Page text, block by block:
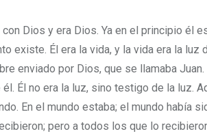
Dios y era Dios. Ya en el principio él
existe. Él era la vida, y la vida era la luz
enviado por Dios, que se llamaba
Él no era la luz, sino testigo de la luz.
En el mundo estaba; el mundo había
pero a todos los que lo